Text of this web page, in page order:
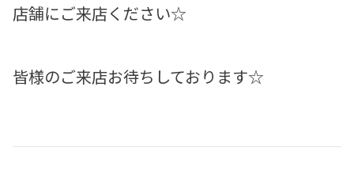
店舗にご来店ください☆
皆様のご来店お待ちしております☆